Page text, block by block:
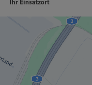
Ihr Einsatzort